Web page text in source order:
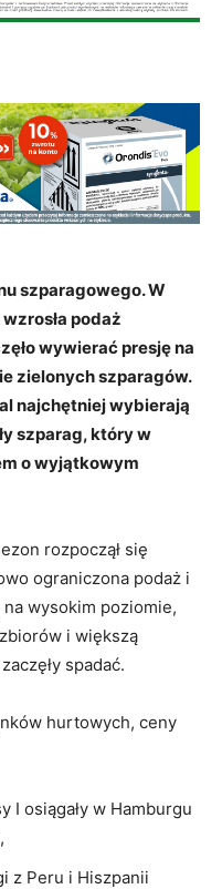
szparagowego. W
podaż
wywierać presję na
zielonych szparagów.
najchętniej wybierają
szparag, który w
o wyjątkowym
rozpoczął się
ograniczona podaż i
na wysokim poziomie,
i większą
spadać.
hurtowych, ceny
I osiągały w Hamburgu
z Peru i Hiszpanii